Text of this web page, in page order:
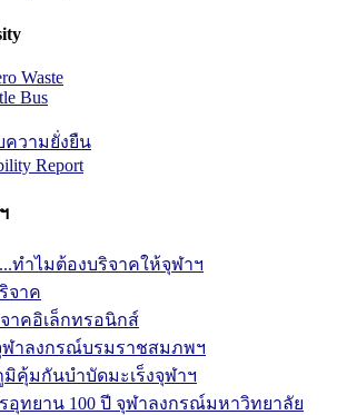
Waste
Bus
ความยั่งยืน
Report
ทำไมต้องบริจาคให้จุฬาฯ
จาค
าคอิเล็กทรอนิกส์
ฬาลงกรณ์บรมราชสมภพฯ
คุ้มกันบำบัดมะเร็งจุฬาฯ
อุทยาน 100 ปี จุฬาลงกรณ์มหาวิทยาลัย